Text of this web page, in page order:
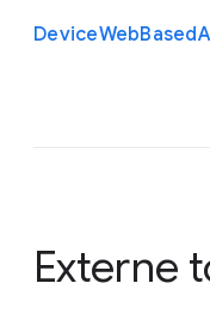
DeviceWebBased
Externe